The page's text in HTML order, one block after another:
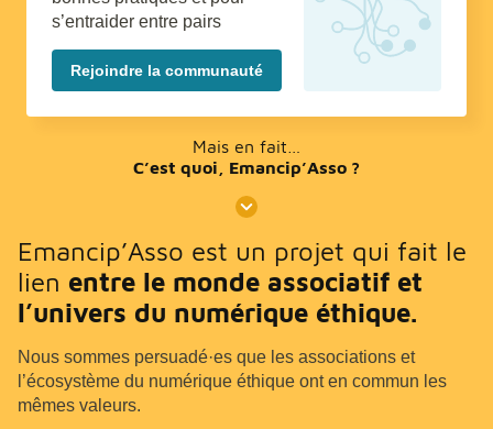
s’entraider entre pairs
Rejoindre la communauté
Mais en fait…
C’est quoi, Emancip’Asso ?
Emancip’Asso est un projet qui fait le
lien entre le monde associatif et
l’univers du numérique éthique.
Nous sommes persuadé·es que les associations et
l’écosystème du numérique éthique ont en commun les
mêmes valeurs.